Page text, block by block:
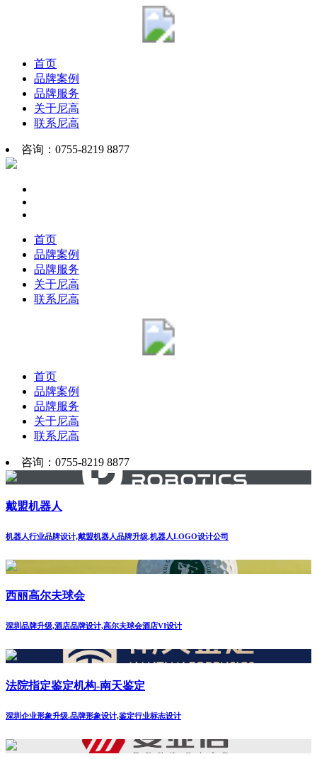
首页
品牌案例
品牌服务
关于尼高
联系尼高
咨询：0755-8219 8877
首页
品牌案例
品牌服务
关于尼高
联系尼高
首页
品牌案例
品牌服务
关于尼高
联系尼高
咨询：0755-8219 8877
戴盟机器人
机器人行业品牌设计,戴盟机器人品牌升级,机器人LOGO设计公司
西丽高尔夫球会
深圳品牌升级,酒店品牌设计,高尔夫球会酒店VI设计
法院指定鉴定机构-南天鉴定
深圳企业形象升级.品牌形象设计,鉴定行业标志设计